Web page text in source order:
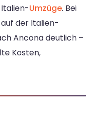
Umzüge. Bei
der Italien-
Ancona deutlich –
Kosten,